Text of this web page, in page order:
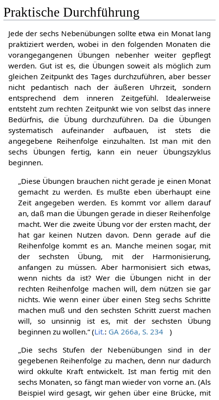
Praktische Durchführung
Jede der sechs Nebenübungen sollte etwa ein Monat lang
praktiziert werden, wobei in den folgenden Monaten die
vorangegangenen Übungen nebenher weiter gepflegt
werden. Gut ist es, die Übungen soweit als möglich zum
gleichen Zeitpunkt des Tages durchzuführen, aber besser
nicht pedantisch nach der äußeren Uhrzeit, sondern
entsprechend dem inneren Zeitgefühl. Idealerweise
entsteht zum rechten Zeitpunkt wie von selbst das innere
Bedürfnis, die Übung durchzuführen. Da die Übungen
systematisch aufeinander aufbauen, ist stets die
angegebene Reihenfolge einzuhalten. Ist man mit den
sechs Übungen fertig, kann ein neuer Übungszyklus
beginnen.
„Diese Übungen brauchen nicht gerade je einen Monat
gemacht zu werden. Es mußte eben überhaupt eine
Zeit angegeben werden. Es kommt vor allem darauf
an, daß man die Übungen gerade in dieser Reihenfolge
macht. Wer die zweite Übung vor der ersten macht, der
hat gar keinen Nutzen davon. Denn gerade auf die
Reihenfolge kommt es an. Manche meinen sogar, mit
der sechsten Übung, mit der Harmonisierung,
anfangen zu müssen. Aber harmonisiert sich etwas,
wenn nichts da ist? Wer die Übungen nicht in der
rechten Reihenfolge machen will, dem nützen sie gar
nichts. Wie wenn einer über einen Steg sechs Schritte
machen muß und den sechsten Schritt zuerst machen
will, so unsinnig ist es, mit der sechsten Übung
beginnen zu wollen.“ (Lit.: GA 266a, S. 234
)
„Die sechs Stufen der Nebenübungen sind in der
gegebenen Reihenfolge zu machen, denn nur dadurch
wird okkulte Kraft entwickelt. Ist man fertig mit den
sechs Monaten, so fängt man wieder von vorne an. (Als
Beispiel wird gesagt, wir gehen über eine Brücke, mit